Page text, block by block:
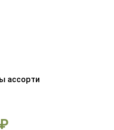
ассорти